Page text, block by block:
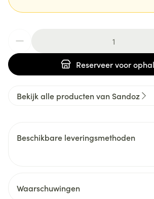
Reserveervoor
Bekijk alle producten van Sandoz
Beschikbare leveringsmethoden
Waarschuwingen